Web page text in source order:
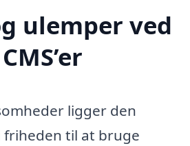
ulemper ved
ligger den
til at bruge